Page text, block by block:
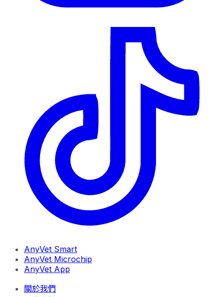
AnyVet Smart
AnyVet Microchip
AnyVet App
關於我們